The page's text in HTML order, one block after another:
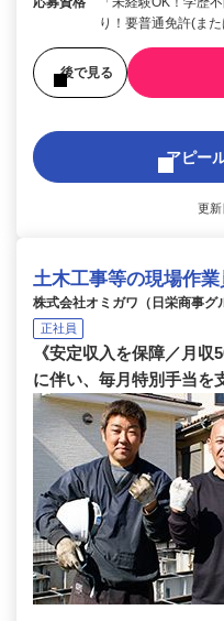
り！要普通免許(また
後で見る
アピー
更
土木工事等の現場作業
株式会社オミガワ（日栄商事グ
正社員
《安定収入を保障／月
に伴い、毎月特別手当を